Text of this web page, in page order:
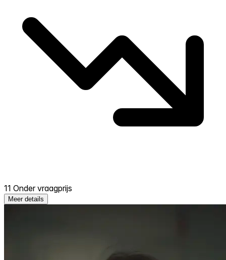
11 Onder vraagprijs
Meer details